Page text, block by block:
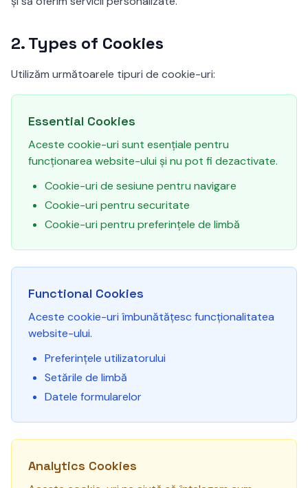
2.Types of Cookies
Utilizăm următoarele tipuri de cookie-uri:
Essential Cookies
Aceste cookie-uri sunt esențiale pentru
funcționarea website-ului și nu pot fi dezactivate.
Cookie-uri de sesiune pentru navigare
Cookie-uri pentru securitate
Cookie-uri pentru preferințele de limbă
Functional Cookies
Aceste cookie-uri îmbunătățesc funcționalitatea
website-ului.
Preferințele utilizatorului
Setările de limbă
Datele formularelor
Analytics Cookies